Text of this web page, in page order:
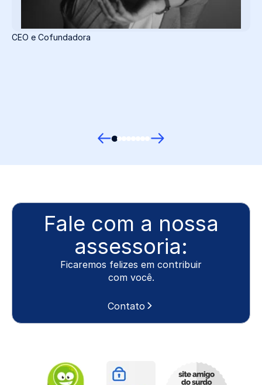
CEO e Cofundadora
Fale com a nossa
assessoria:
Ficaremos felizes em contribuir
com você.
Contato